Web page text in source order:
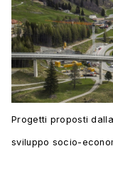
Progetti proposti
sviluppo socio-